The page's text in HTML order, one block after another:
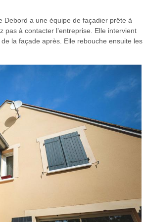
Debord a une équipe de façadier prête à
à contacter l’entreprise. Elle intervient
la façade après. Elle rebouche ensuite les